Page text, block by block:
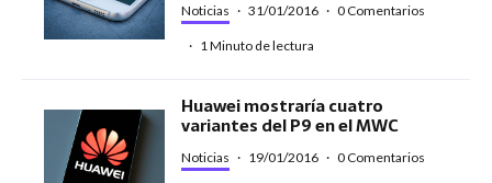
Noticias · 31/01/2016 · 0 Comentarios
· 1 Minuto de lectura
Huawei mostraría cuatro
variantes del P9 en el MWC
Noticias · 19/01/2016 · 0 Comentarios